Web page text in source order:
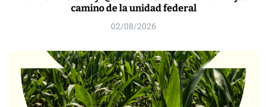
camino de la unidad federal
02/08/2026